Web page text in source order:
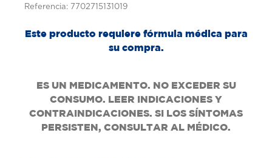
Referencia: 7702715131019
Este producto requiere fórmula médica para
su compra.
ES UN MEDICAMENTO. NO EXCEDER SU
CONSUMO. LEER INDICACIONES Y
CONTRAINDICACIONES. SI LOS SÍNTOMAS
PERSISTEN, CONSULTAR AL MÉDICO.